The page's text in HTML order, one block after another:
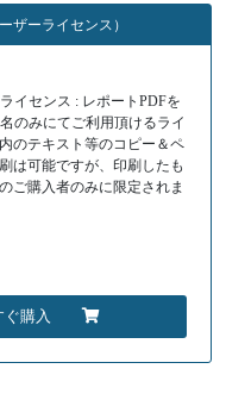
ザーライセンス）
イセンス : レポートPDFを
のみにてご利用頂けるライ
のテキスト等のコピー＆ペ
は可能ですが、印刷したも
ご購入者のみに限定されま
購入